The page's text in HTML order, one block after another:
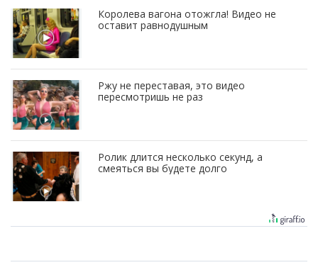
Королева вагона отожгла! Видео не
оставит равнодушным
Ржу не переставая, это видео
пересмотришь не раз
Ролик длится несколько секунд, а
смеяться вы будете долго